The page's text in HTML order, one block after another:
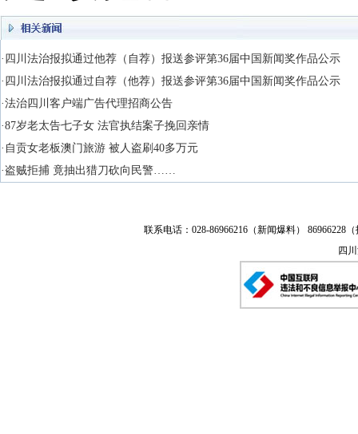
·四川法治报拟通过他荐（自荐）报送参评第36届中国新闻奖作品公示
·四川法治报拟通过自荐（他荐）报送参评第36届中国新闻奖作品公示
·法治四川客户端广告代理招商公告
·87岁老太告七子女 法官执结案子挽回亲情
·自贡女老板澳门旅游 被人盗刷40多万元
·盗贼拒捕 竟抽出猎刀砍向民警……
联系电话：028-86966216（新闻爆料） 86966228
四